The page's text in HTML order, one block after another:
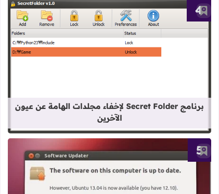
أضف إلى العلامات المرجعية
برنامج Secret Folder لإخفاء مجلدات الهامة عن عيون
الآخرين
أضف إلى العلامات المرجعية
قراءة المزيد عن شرح تحديث أوبونتو 12.10 إلي الإصدار 13.04